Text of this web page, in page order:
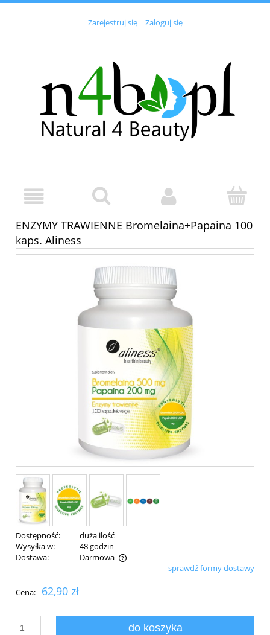
Zarejestruj się Zaloguj się
ENZYMY TRAWIENNE Bromelaina+Papaina 100
kaps. Aliness
Dostępność:
duża ilość
Wysyłka w:
48 godzin
Dostawa:
Darmowa
Cena nie zawiera ewentualnych kosztów płatnościsprawdź formy dostawy
Cena: 62,90 zł
do koszyka